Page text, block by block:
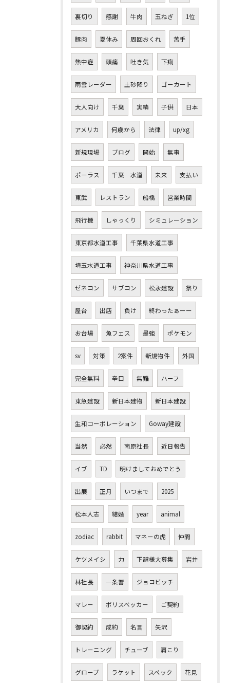
裏切り 感謝 牛肉 玉ねぎ 1位
豚肉 夏休み 周回おくれ 苦手
熱中症 頭痛 吐き気 下痢
雨雲レーダー 土砂降り ゴーカート
大人向け 千葉 実績 子供 日本
アメリカ 何歳から 法律 up/xg
新規現場 ブログ 開始 無事
ポーラス 千葉 水道 未来 支払い
東武 レストラン 船橋 営業時間
飛行機 しゃっくり シミュレーション
東京都水道工事 千葉県水道工事
埼玉水道工事 神奈川県水道工事
ゼネコン サブコン 松永建設 祭り
屋台 出店 負け 終わったぁーー
お台場 魚フェス 最強 ポケモン
sv 対策 2案件 新規物件 外国
完全無料 辛口 無難 ハーフ
東急建設 新日本建物 新日本建設
生和コーポレーション Goway建設
当然 必然 南原社長 近日報告
イブ TD 明けましておめでとう
出展 正月 いつまで 2025
松本人志 結婚 year animal
zodiac rabbit マネーの虎 仲間
ケツメイシ 力 下請様大募集 岩井
林社長 一条響 ジョコビッチ
マレー ボリスベッカー ご契約
御契約 成約 名言 矢沢
トレーニング チューブ 肩こり
グローブ ラケット スペック 花見